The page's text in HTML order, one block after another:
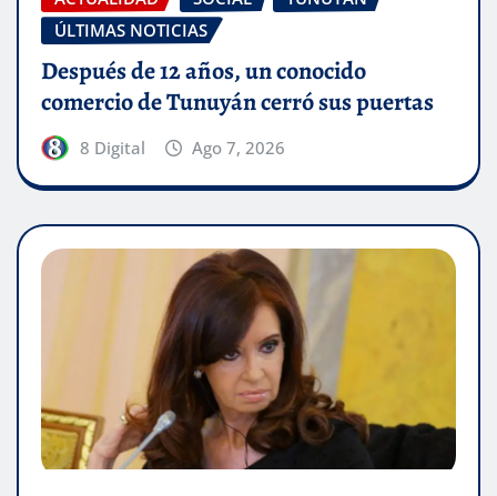
ÚLTIMAS NOTICIAS
Después de 12 años, un conocido
comercio de Tunuyán cerró sus puertas
8 Digital Ago 7, 2026